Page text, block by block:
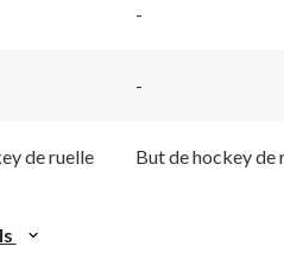
-
-
de ruelle But de hockey de